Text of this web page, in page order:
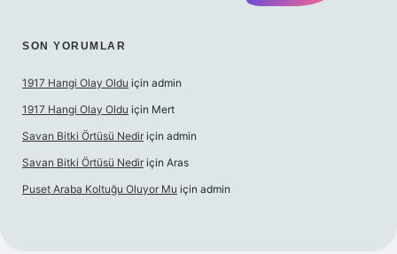
SON YORUMLAR
1917 Hangi Olay Oldu için admin
1917 Hangi Olay Oldu için Mert
Savan Bitki Örtüsü Nedir için admin
Savan Bitki Örtüsü Nedir için Aras
Puset Araba Koltuğu Oluyor Mu için admin